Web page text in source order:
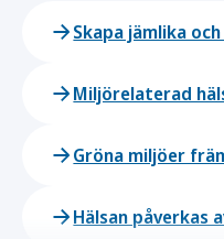
Skapa jämlika
Miljörelaterad
Gröna miljöer
Hälsan påverkas